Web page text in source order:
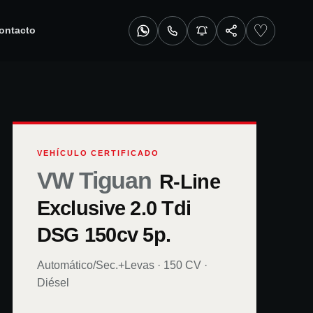
♡
VEHÍCULO CERTIFICADO
VW Tiguan R-Line
Exclusive 2.0 Tdi
DSG 150cv 5p.
Automático/Sec.+Levas· 150CV ·
Diésel